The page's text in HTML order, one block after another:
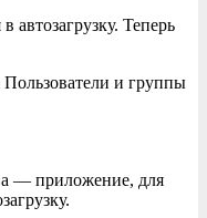
автозагрузку. Теперь
Пользователи и группы
— приложение, для